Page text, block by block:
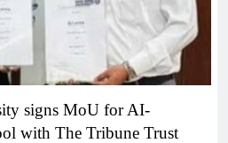
signs MoU for AI-
with The Tribune Trust